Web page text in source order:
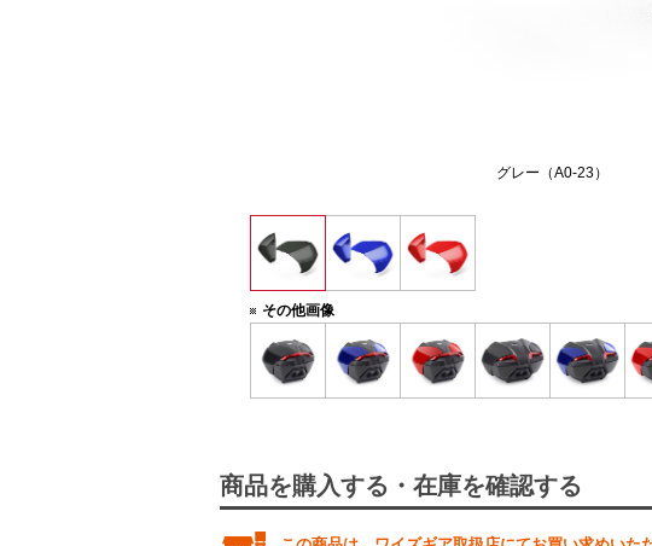
グレー（A0-23）
その他画像
商品を購入する・在庫を確認する